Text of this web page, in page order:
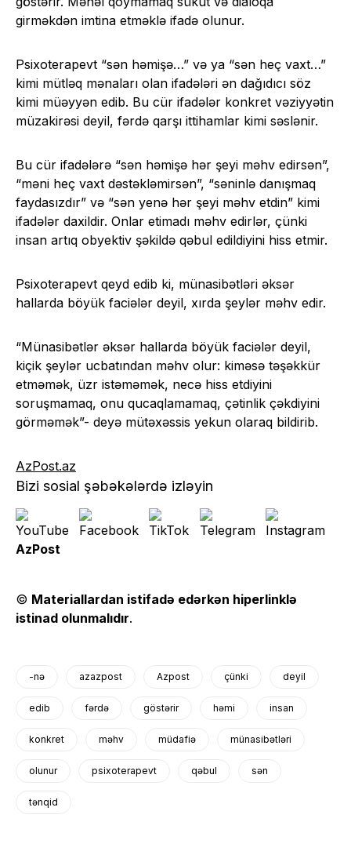
girməkdən imtina etməklə ifadə olunur.
Psixoterapevt “sən həmişə…” və ya “sən heç vaxt…”
kimi mütləq mənaları olan ifadələri ən dağıdıcı söz
kimi müəyyən edib. Bu cür ifadələr konkret vəziyyətin
müzakirəsi deyil, fərdə qarşı ittihamlar kimi səslənir.
Bu cür ifadələrə “sən həmişə hər şeyi məhv edirsən”,
“məni heç vaxt dəstəkləmirsən”, “səninlə danışmaq
faydasızdır” və “sən yenə hər şeyi məhv etdin” kimi
ifadələr daxildir. Onlar etimadı məhv edirlər, çünki
insan artıq obyektiv şəkildə qəbul edildiyini hiss etmir.
Psixoterapevt qeyd edib ki, münasibətləri əksər
hallarda böyük faciələr deyil, xırda şeylər məhv edir.
“Münasibətlər əksər hallarda böyük faciələr deyil,
kiçik şeylər ucbatından məhv olur: kiməsə təşəkkür
etməmək, üzr istəməmək, necə hiss etdiyini
soruşmamaq, onu qucaqlamamaq, çətinlik çəkdiyini
görməmək”- deyə mütəxəssis yekun olaraq bildirib.
AzPost.az
Bizi sosial şəbəkələrdə izləyin
AzPost
© Materiallardan istifadə edərkən hiperlinklə
istinad olunmalıdır.
-nə azazpost Azpost çünki deyil
edib fərdə göstərir həmi insan
konkret məhv müdafiə münasibətləri
olunur psixoterapevt qəbul sən
tənqid